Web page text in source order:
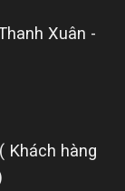
Xuân -
Khách hàng